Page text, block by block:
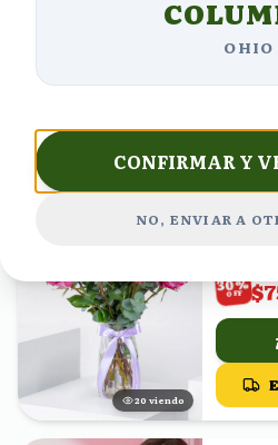
%
OFF
19 viendo
12
30%
OFF
OHIO
CONFIRMAR Y
NO, ENVIAR A